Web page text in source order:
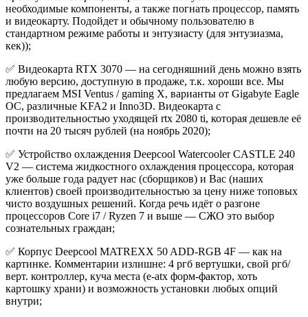
необходимые компоненты, а также погнать процессор, память
и видеокарту. Подойдет и обычному пользователю в
стандартном режиме работы и энтузиасту (для энтузиазма,
кек));
✅ Видеокарта RTX 3070 — на сегодняшний день можно взять
любую версию, доступную в продаже, т.к. хороши все. Мы
предлагаем MSI Ventus / gaming X, варианты от Gigabyte Eagle
OC, различные KFA2 и Inno3D. Видеокарта с
производительностью уходящей rtx 2080 ti, которая дешевле её
почти на 20 тысяч рублей (на ноябрь 2020);
✅ Устройство охлаждения Deepcool Watercooler CASTLE 240
V2 — система жидкостного охлаждения процессора, которая
уже больше года радует нас (сборщиков) и Вас (наших
клиентов) своей производительностью за цену ниже топовых
чисто воздушных решений. Когда речь идёт о разгоне
процессоров Core i7 / Ryzen 7 и выше — СЖО это выбор
сознательных граждан;
✅ Корпус Deepcool MATREXX 50 ADD-RGB 4F — как на
картинке. Комментарии излишне: 4 ргб вертушки, свой ргб/
верт. контроллер, куча места (e-atx форм-фактор, хоть
картошку храни) и возможность установки любых опций
внутри;